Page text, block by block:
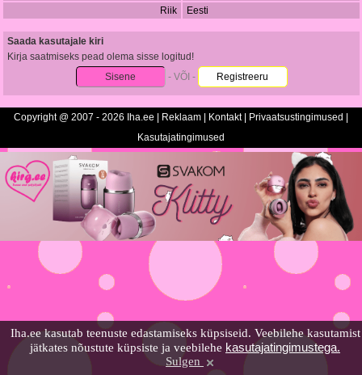
Iha.ee kasutab teenuste edastamiseks küpsiseid. Veebilehe kasutamist
jätkates nõustute küpsiste ja veebilehe kasutajatingimustega.
Sulgen
Riik
Eesti
Saada kasutajale kiri
Kirja saatmiseks pead olema sisse logitud!
Sisene
- VÕI - Registreeru
Copyright @ 2007 - 2026 Iha.ee | Reklaam Kontakt| Privaatsustingimused
Kasutajatingimused